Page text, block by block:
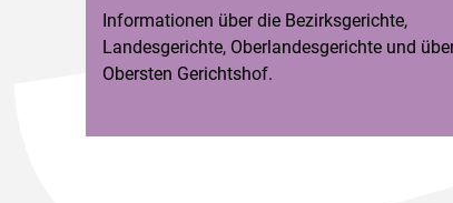
Informationen über die Bezirksgerichte,
Landesgerichte, Oberlandesgerichte und
Obersten Gerichtshof.